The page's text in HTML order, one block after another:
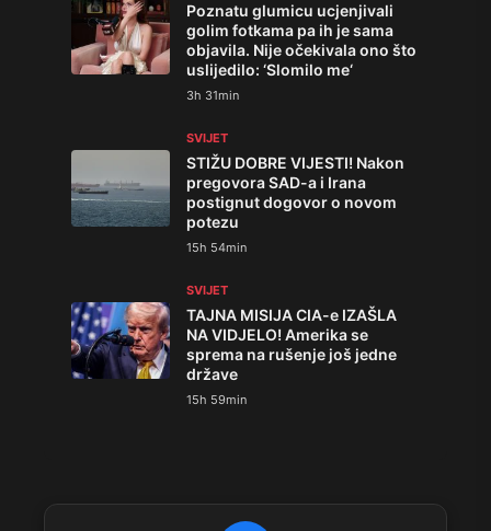
Poznatu glumicu ucjenjivali
golim fotkama pa ih je sama
objavila. Nije očekivala ono što
uslijedilo: ‘Slomilo me‘
3h 31min
SVIJET
STIŽU DOBRE VIJESTI! Nakon
pregovora SAD-a i Irana
postignut dogovor o novom
potezu
15h 54min
SVIJET
TAJNA MISIJA CIA-e IZAŠLA
NA VIDJELO! Amerika se
sprema na rušenje još jedne
države
15h 59min